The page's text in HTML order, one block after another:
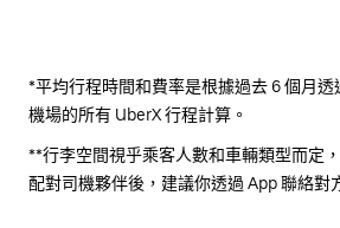
*平均行程時間和費率是根據過去 6 個月透
機場的所有 UberX 行程計算。
**行李空間視乎乘客人數和車輛類型而定
配對司機夥伴後，建議你透過 App 聯絡對